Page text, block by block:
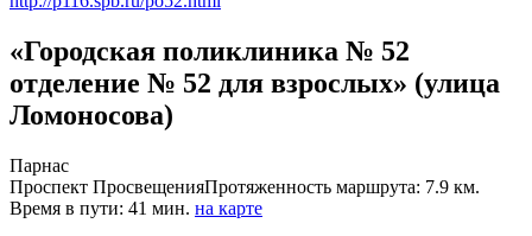
«Городская поликлиника № 52
отделение № 52 для взрослых» (улица
Ломоносова)
Парнас
Проспект ПросвещенияПротяженность маршрута: 7.9 км.
Время в пути: 41 мин. на карте